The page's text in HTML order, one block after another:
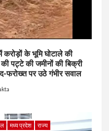
करोड़ों के भूमि घोटाले की
पट्टे की जमीनों की बिक्री
फरोख्त पर उठे गंभीर सवाल
मध्य प्रदेश राज्य